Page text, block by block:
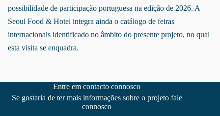
possibilidade de participação portuguesa na edição de 2026. A
Seoul Food & Hotel integra ainda o catálogo de feiras
internacionais identificado no âmbito do presente projeto, no qual
esta visita se enquadra.
Entre em contacto connosco
Se gostaria de ter mais informações sobre o projeto fale
connosco